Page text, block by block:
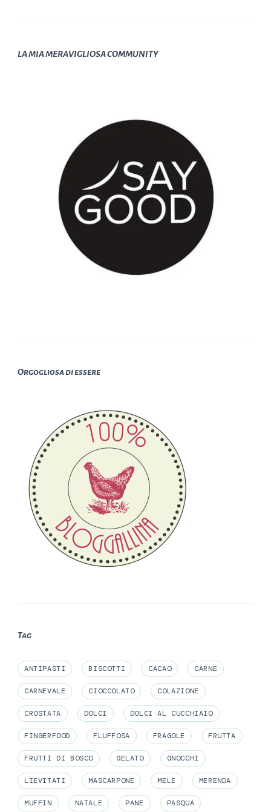
LA MIA MERAVIGLIOSA COMMUNITY
Orgogliosa di essere
Tag
ANTIPASTI BISCOTTI CACAO CARNE
CARNEVALE CIOCCOLATO COLAZIONE
CROSTATA DOLCI DOLCI AL CUCCHIAIO
FINGERFOOD FLUFFOSA FRAGOLE FRUTTA
FRUTTI DI BOSCO GELATO GNOCCHI
LIEVITATI MASCARPONE MELE MERENDA
MUFFIN NATALE PANE PASQUA